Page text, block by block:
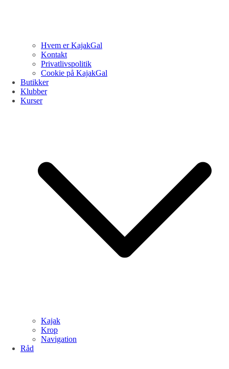
Hvem er KajakGal
Kontakt
Privatlivspolitik
Cookie på KajakGal
Butikker
Klubber
Kurser
Kajak
Krop
Navigation
Råd